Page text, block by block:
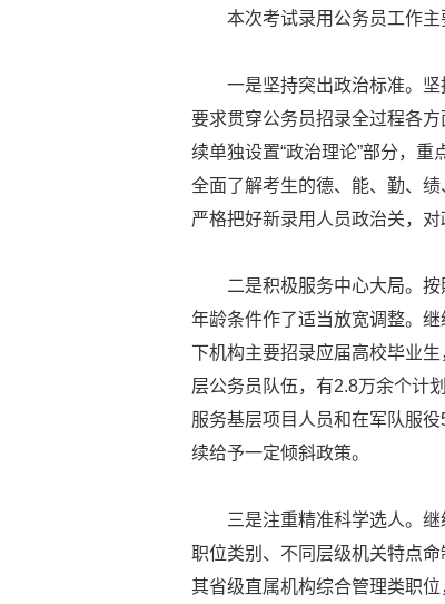
本次考试录用公务员工作主
一是坚持突出政治标准。
要求贯穿公务员招录全过程各
续单独设置“政治理论”部分，
全面了解考生的德、能、勤、
严格把好新录用人员政治关，
二是积极服务中心大局。
年龄条件作了适当放宽调整。
下机构主要招录应届高校毕业
层公务员队伍，有2.8万余个计
服务基层项目人员和在军队服
续给予一定倾斜政策。
三是注重精准科学选人。
职位类别、不同层级机关特点
其省级直属机构综合管理类职